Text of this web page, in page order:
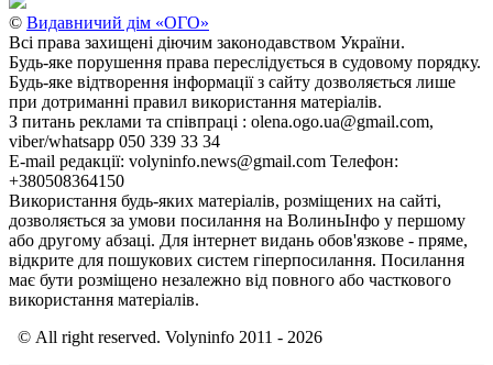
© Видавничий дім «ОГО»
Всі права захищені діючим законодавством України.
Будь-яке порушення права переслідується в судовому порядку.
Будь-яке відтворення інформації з сайту дозволяється лише
при дотриманні правил використання матеріалів.
З питань реклами та співпраці : olena.ogo.ua@gmail.com,
viber/whatsapp 050 339 33 34
E-mail редакції: volyninfo.news@gmail.com Телефон:
+380508364150
Використання будь-яких матеріалів, розміщених на сайті,
дозволяється за умови посилання на ВолиньІнфо у першому
або другому абзаці. Для інтернет видань обов'язкове - пряме,
відкрите для пошукових систем гіперпосилання. Посилання
має бути розміщено незалежно від повного або часткового
використання матеріалів.
© All right reserved. Volyninfo 2011 - 2026